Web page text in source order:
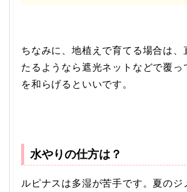
ちなみに、地植えで育てる場合は、
たるようなら遮光ネットなどで覆っ
を和らげるといいです。
水やりの仕方は？
ルピナスは多湿が苦手です。夏のジ